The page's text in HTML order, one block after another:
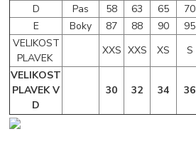
D
Pas 58 63 65 70
E
Boky 87 88 90 95
VELIKOST
PLAVEK
XXS XXS XS S
VELIKOST
PLAVEK V
D
30 32 34 36